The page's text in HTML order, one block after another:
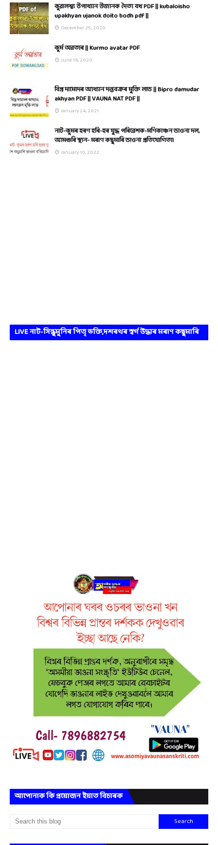
কুৱালশ্ব্য উপাখ্যান উজানক দৈত্য বধ PDF || kubaloisho
upakhyan ujanok doito bodh pdf ||
December 25, 2020
কুৰ্ম অৱতাৰ || Kurmo avatar PDF
June 16, 2020
বিপ্ৰ দামোদৰ আখ্যান দন্তবক্ৰৰ মুক্তি লাভ || Bipro damudar
akhyan PDF || VAUNA NAT PDF ||
January 24, 2021
নাট-কুমৰ হৰণ হৰি-হৰ যুদ্ধ পৰিৱেশক-মণিকাঞ্চন ভাওনা দল,
আমগুৰি স্থান- মৰাণ কছুমাৰি ভাওনা প্ৰতিযোগিতা।
January 10, 2022
LIVE নাট-সিন্ধুমুনিৰ পিতৃ ভক্তি,দশৰথৰ স্বৰ্গ উদ্ধাৰ মৰাণ কছুমাৰি
আপোনাক কি প্ৰয়োজন ইয়াত বিচাৰক